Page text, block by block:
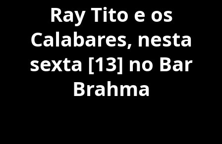
Ray Tito e os
Calabares, nesta
sexta [13] no Bar
Brahma